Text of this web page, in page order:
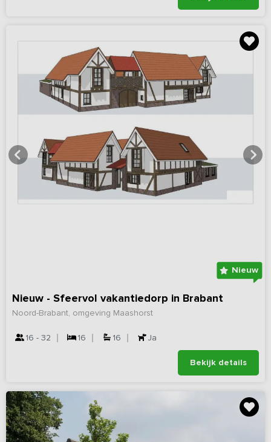
Nieuw
Nieuw - Sfeervol vakantiedorp in Brabant
Noord-Brabant, omgeving Maashorst
16 - 32 16 16 Ja
Bekijk details